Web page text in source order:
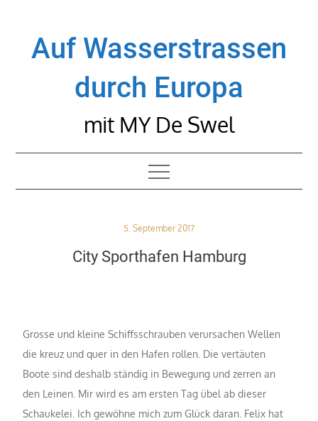
contentAuf Wasserstrassen
durch Europa
mit MY De Swel
Posted
5. September 2017
City Sporthafen Hamburg
Grosse und kleine Schiffsschrauben verursachen Wellen
die kreuz und quer in den Hafen rollen. Die vertäuten
Boote sind deshalb ständig in Bewegung und zerren an
den Leinen. Mir wird es am ersten Tag übel ab dieser
Schaukelei. Ich gewöhne mich zum Glück daran. Felix hat